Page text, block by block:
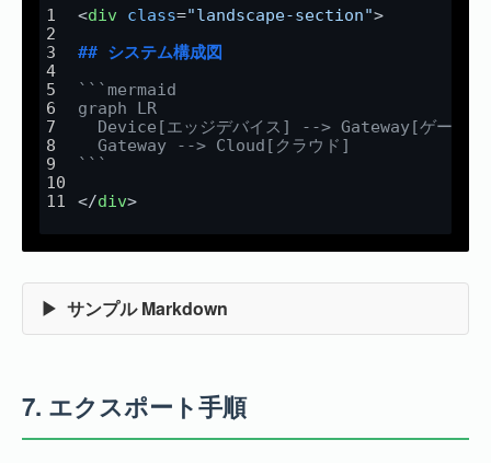
<div class="landscape-section">
## システム構成図
```mermaid
graph LR
Device[エッジデバイス] --> Gateway[ゲートウ
  Gateway --> Cloud[クラウド]
```
</div>
サンプル Markdown
7. エクスポート手順